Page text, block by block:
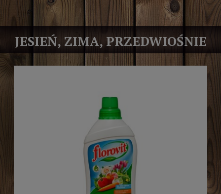
JESIEŃ, ZIMA, PRZEDWIOŚNIE